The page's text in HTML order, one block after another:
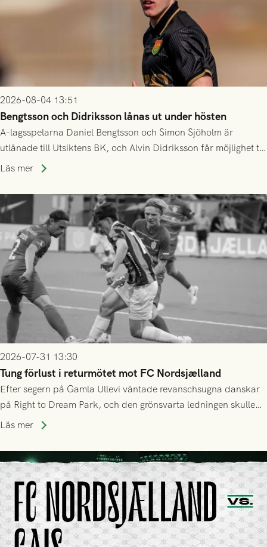
2026-08-04 13:51
Bengtsson och Didriksson lånas ut under hösten
A-lagsspelarna Daniel Bengtsson och Simon Sjöholm är
utlånade till Utsiktens BK, och Alvin Didriksson får möjlighet till
speltid i Hestrafors genom föreningssamarbete.
Läs mer
2026-07-31 13:30
Tung förlust i returmötet mot FC Nordsjælland
Efter segern på Gamla Ullevi väntade revanschsugna danskar
på Right to Dream Park, och den grönsvarta ledningen skulle
upphöra efter mindre än kvarten spelad. På lika mark visade
tennissiffror och det grönsvarta europaäventyret tog slut.
Läs mer